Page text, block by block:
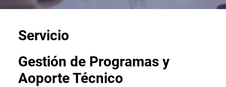
Servicio
Gestión de Programas y
Aoporte Técnico